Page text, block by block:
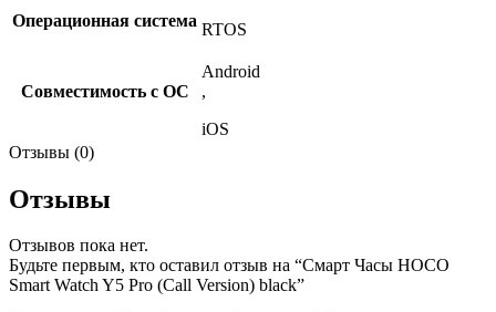
Операционная система RTOS
Совместимость с ОС
Android
,
iOS
Отзывы (0)
Отзывы
Отзывов пока нет.
Будьте первым, кто оставил отзыв на “Смарт Часы HOCO
Smart Watch Y5 Pro (Call Version) black”